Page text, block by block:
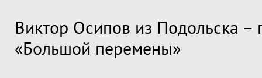
Виктор Осипов из Подольска –
«Большой перемены»